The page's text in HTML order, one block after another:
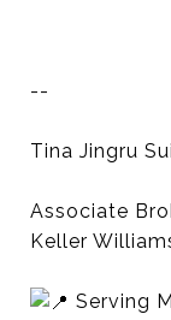
--
Tina Jingru
Associate
Keller
Serving